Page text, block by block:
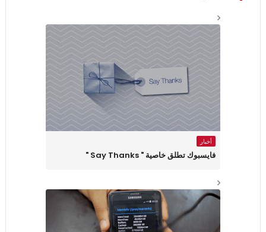
أخبار
فايسبوك تطلق خاصية " Say Thanks "